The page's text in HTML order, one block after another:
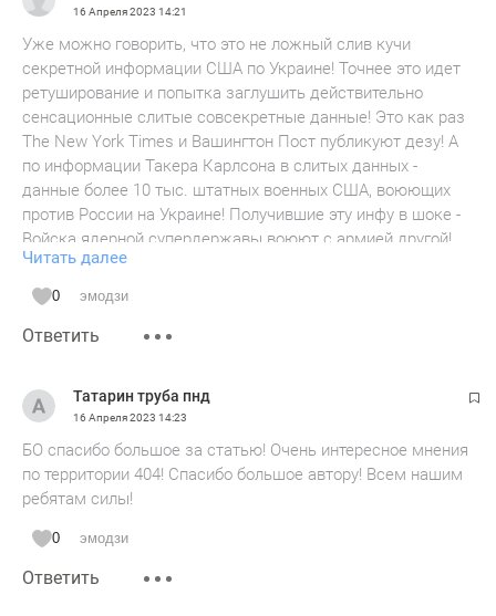
16 Апреля 2023 14:21
Уже можно говорить, что это не ложный слив кучи
секретной информации США по Украине! Точнее это идет
ретуширование и попытка заглушить действительно
сенсационные слитые совсекретные данные! Это как раз
The New York Times и Вашингтон Пост публикуют дезу! А
по информации Такера Карлсона в слитых данных -
данные более 10 тыс. штатных военных США, воюющих
против России на Украине! Получившие эту инфу в шоке -
Войска ядерной супердержавы воюют с армией другой!
При этом только Конгресс имеет такое право - отправлять
войска в другие страны и объявлять войну! Была бы в
США демократия и верховенство закона - немедленно бы
министра обороны США, незаконно санкционировавшего
лет тюрьмы, а президенту - импичмент!
Но вся "демократическая общественность" США, включая
все, что связано со "сливом" и поддержали арест
21летнего военного хакера, выложившего данные в
соцсети!
Кстати Такер Карлсон озвучил совершенно другие данные
соотношение потерь 1 к 7, что полностью противоречит
Читать далее
0 эмодзи
Ответить
Татарин труба пнд
16 Апреля 2023 14:23
БО спасибо большое за статью! Очень интересное мнения
по территории 404! Спасибо большое автору! Всем нашим
ребятам силы!
0 эмодзи
Ответить